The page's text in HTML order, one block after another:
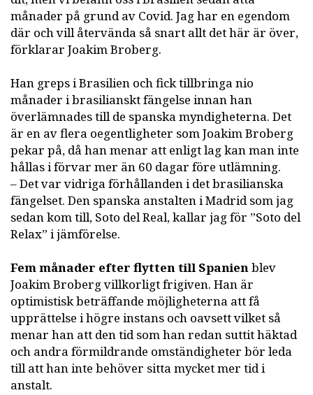
månader på grund av Covid. Jag har en egendom
där och vill återvända så snart allt det här är över,
förklarar Joakim Broberg.
Han greps i Brasilien och fick tillbringa nio
månader i brasilianskt fängelse innan han
överlämnades till de spanska myndigheterna. Det
är en av flera oegentligheter som Joakim Broberg
pekar på, då han menar att enligt lag kan man inte
hållas i förvar mer än 60 dagar före utlämning.
– Det var vidriga förhållanden i det brasilianska
fängelset. Den spanska anstalten i Madrid som jag
sedan kom till, Soto del Real, kallar jag för ”Soto del
Relax” i jämförelse.
Fem månader efter flytten till Spanienblev
Joakim Broberg villkorligt frigiven. Han är
optimistisk beträffande möjligheterna att få
upprättelse i högre instans och oavsett vilket så
menar han att den tid som han redan suttit häktad
och andra förmildrande omständigheter bör leda
till att han inte behöver sitta mycket mer tid i
anstalt.